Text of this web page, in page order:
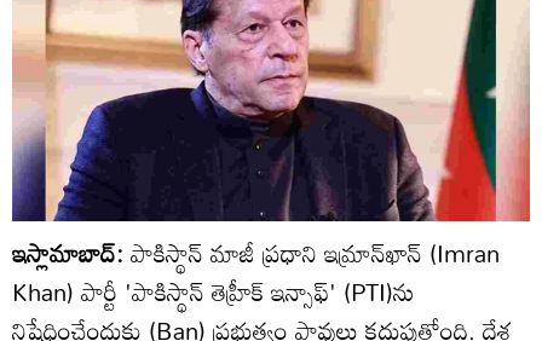
ఇస్లామాబాద్:పాకిస్థాన్ మాజీ ప్రధాని ఇమ్రాన్‌ఖాన్ (Imran
Khan) పార్టీ 'పాకిస్థాన్ తెహ్రీక్ ఇన్సాఫ్' (PTI)ను
నిషేధించేందుకు (Ban) ప్రభుత్వం పావులు కదుపుతోంది. దేశ